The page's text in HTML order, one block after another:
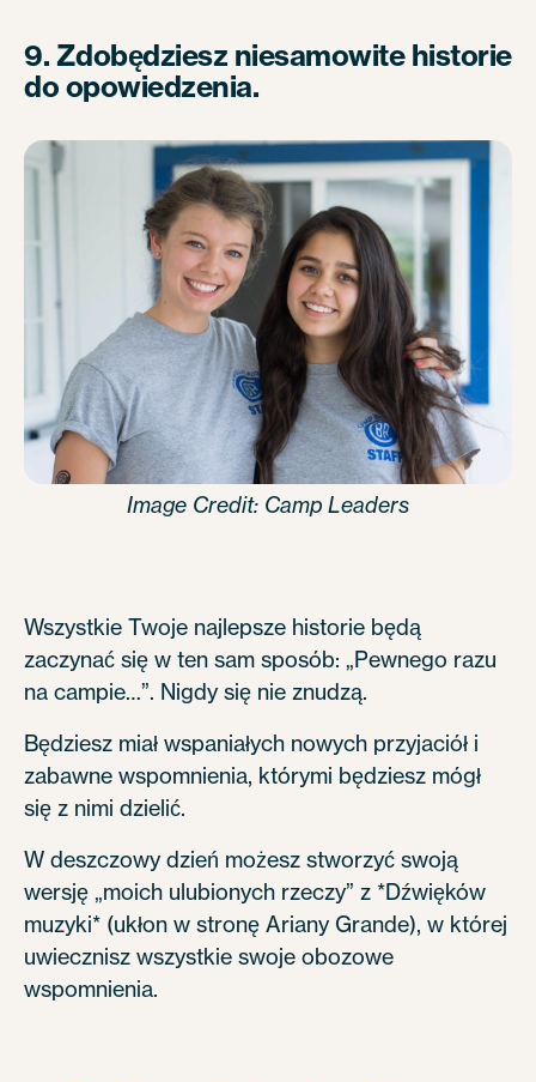
9. Zdobędziesz niesamowite historie
do opowiedzenia.
Image Credit: Camp Leaders
Wszystkie Twoje najlepsze historie będą
zaczynać się w ten sam sposób: „Pewnego razu
na campie…”. Nigdy się nie znudzą.
Będziesz miał wspaniałych nowych przyjaciół i
zabawne wspomnienia, którymi będziesz mógł
się z nimi dzielić.
W deszczowy dzień możesz stworzyć swoją
wersję „moich ulubionych rzeczy” z *Dźwięków
muzyki* (ukłon w stronę Ariany Grande), w której
uwiecznisz wszystkie swoje obozowe
wspomnienia.